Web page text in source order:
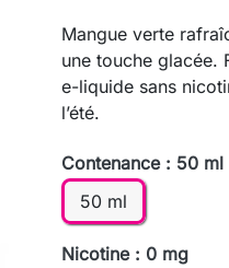
Mangue verte
une touche glacée.
e-liquide sans
l’été.
Contenance : 50 ml
50 ml
Nicotine : 0 mg